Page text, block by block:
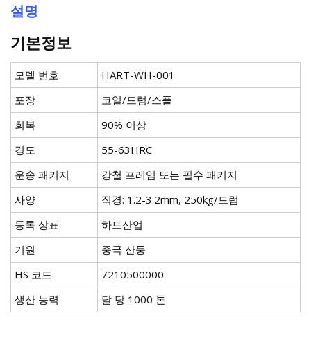
설명
기본정보
모델 번호.
HART-WH-001
포장
코일/드럼/스풀
회복
90% 이상
경도
55-63HRC
운송 패키지
강철 프레임 또는 필수 패키지
사양
직경: 1.2-3.2mm, 250kg/드럼
등록 상표
하트산업
기원
중국 산둥
HS 코드
7210500000
생산 능력
달 당 1000 톤